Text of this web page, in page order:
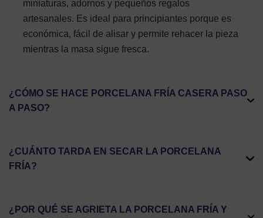
miniaturas, adornos y pequeños regalos
artesanales. Es ideal para principiantes porque es
económica, fácil de alisar y permite rehacer la pieza
mientras la masa sigue fresca.
¿CÓMO SE HACE PORCELANA FRÍA CASERA PASO
A PASO?
¿CUÁNTO TARDA EN SECAR LA PORCELANA
FRÍA?
¿POR QUÉ SE AGRIETA LA PORCELANA FRÍA Y